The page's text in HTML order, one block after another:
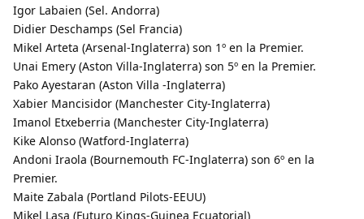
Igor Labaien (Sel. Andorra)
Didier Deschamps (Sel Francia)
Mikel Arteta (Arsenal-Inglaterra) son 1º en la Premier.
Unai Emery (Aston Villa-Inglaterra) son 5º en la Premier.
Pako Ayestaran (Aston Villa -Inglaterra)
Xabier Mancisidor (Manchester City-Inglaterra)
Imanol Etxeberria (Manchester City-Inglaterra)
Kike Alonso (Watford-Inglaterra)
Andoni Iraola (Bournemouth FC-Inglaterra) son 6º en la
Premier.
Maite Zabala (Portland Pilots-EEUU)
Mikel Lasa (Futuro Kings-Guinea Ecuatorial)